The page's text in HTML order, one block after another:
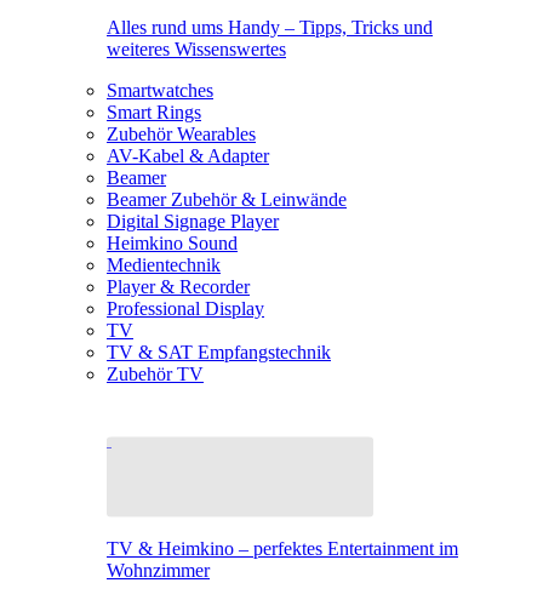
Alles rund ums Handy – Tipps, Tricks und
weiteres Wissenswertes
Smartwatches
Smart Rings
Zubehör Wearables
AV-Kabel & Adapter
Beamer
Beamer Zubehör & Leinwände
Digital Signage Player
Heimkino Sound
Medientechnik
Player & Recorder
Professional Display
TV
TV & SAT Empfangstechnik
Zubehör TV
TV & Heimkino – perfektes Entertainment im
Wohnzimmer